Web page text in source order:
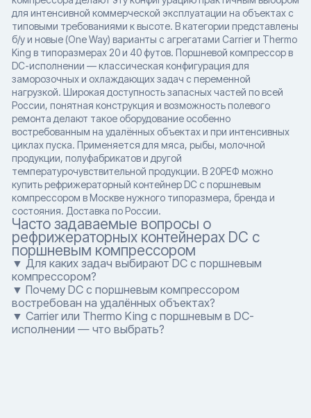
для интенсивной коммерческой эксплуатации на объектах с
типовыми требованиями к высоте. В категории представлены
б/у и новые (One Way) варианты с агрегатами Carrier и Thermo
King в типоразмерах 20 и 40 футов. Поршневой компрессор в
DC-исполнении — классическая конфигурация для
заморозочных и охлаждающих задач с переменной
нагрузкой. Широкая доступность запасных частей по всей
России, понятная конструкция и возможность полевого
ремонта делают такое оборудование особенно
востребованным на удалённых объектах и при интенсивных
циклах пуска. Применяется для мяса, рыбы, молочной
продукции, полуфабрикатов и другой
температурочувствительной продукции. В 20РЕФ можно
купить рефрижераторный контейнер DC с поршневым
компрессором в Москве нужного типоразмера, бренда и
состояния. Доставка по России.
Часто задаваемые вопросы о
рефрижераторных контейнерах DC с
поршневым компрессором
▼ Для каких задач выбирают DC с поршневым
компрессором?
▼ Почему DC с поршневым компрессором
востребован на удалённых объектах?
▼ Carrier или Thermo King с поршневым в DC-
исполнении — что выбрать?